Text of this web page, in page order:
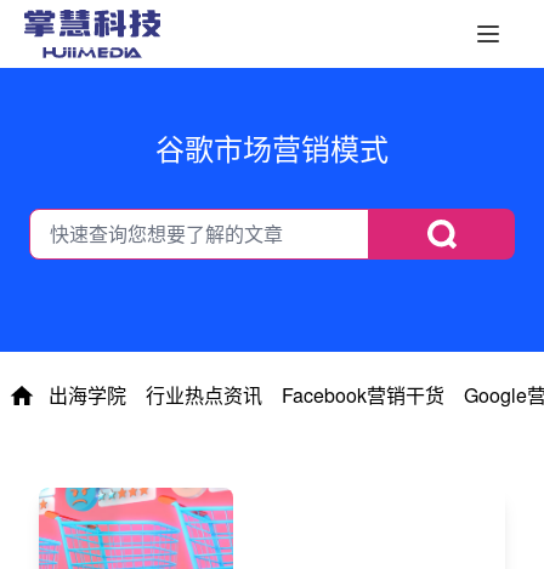
谷歌市场营销模式
出海学院 行业热点资讯 Facebook营销干货 Google